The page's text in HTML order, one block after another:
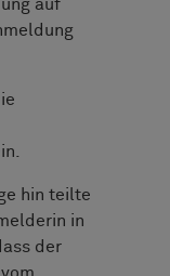
auf
hin teilte
in
der